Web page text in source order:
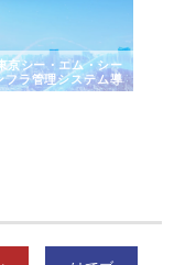
京シー・エム・シー
フラ管理システム導